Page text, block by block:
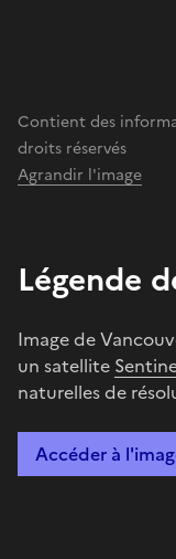
Contient des
droits réservés
Agrandir l'image
Légende
Image de
un satellite
naturelles de
Accéder à